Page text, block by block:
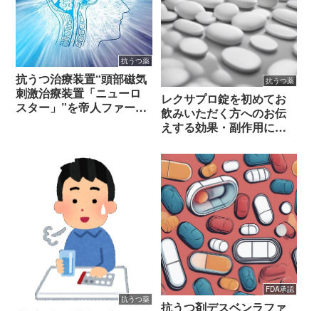
抗うつ薬
抗うつ治療装置“頭部磁気
刺激治療装置「ニューロ
スター」”を帝人ファーマ
抗うつ薬
レクサプロ錠を初めてお
飲みいただく方へのお伝
えする効果・副作用につ
抗うつ薬
FDA承認
抗うつ剤デスベンラファ